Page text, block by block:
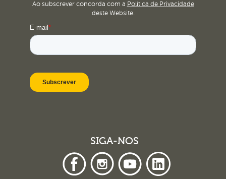
Ao subscrever concorda com a Política de Privacidade
deste Website.
SIGA-NOS